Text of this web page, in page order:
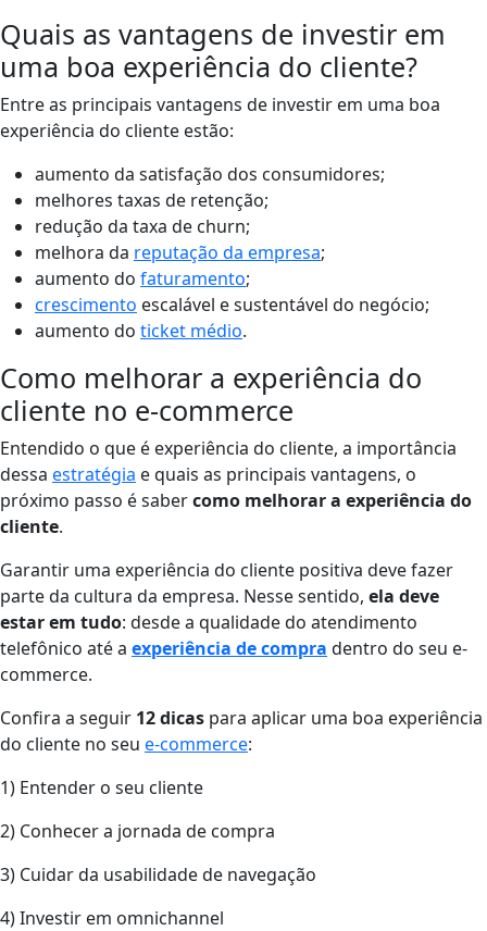
Quais as vantagens de investir em
uma boa experiência do cliente?
Entre as principais vantagens de investir em uma boa
experiência do cliente estão:
aumento da satisfação dos consumidores;
melhores taxas de retenção;
redução da taxa de churn;
melhora da reputação da empresa;
aumento do faturamento;
crescimento escalável e sustentável do negócio;
aumento do ticket médio.
Como melhorar a experiência do
cliente no e-commerce
Entendido o que é experiência do cliente, a importância
dessa estratégia e quais as principais vantagens, o
próximo passo é sabercomo melhorar a experiência do
cliente.
Garantir uma experiência do cliente positiva deve fazer
parte da cultura da empresa. Nesse sentido, ela deve
estar em tudo: desde a qualidade do atendimento
telefônico até a experiência de compra dentro do seu e-
commerce.
Confira a seguir 12 dicas para aplicar uma boa experiência
do cliente no seu e-commerce:
1) Entender o seu cliente
2) Conhecer a jornada de compra
3) Cuidar da usabilidade de navegação
4) Investir em omnichannel